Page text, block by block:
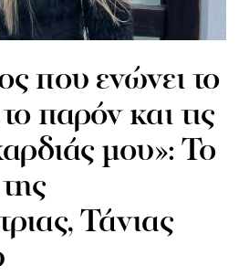
που ενώνει το
παρόν και τις
μου»: Το
Τάνιας